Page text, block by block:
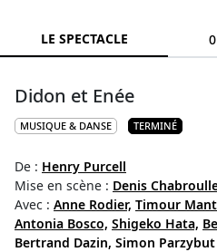
LE SPECTACLE
Didon et Enée
MUSIQUE & DANSE TERMINÉ
De : Henry Purcell
Mise en scène : Denis
Avec : Anne Rodier, Timour
Antonia Bosco, Shigeko Hata,
Bertrand Dazin, Simon Parzybut